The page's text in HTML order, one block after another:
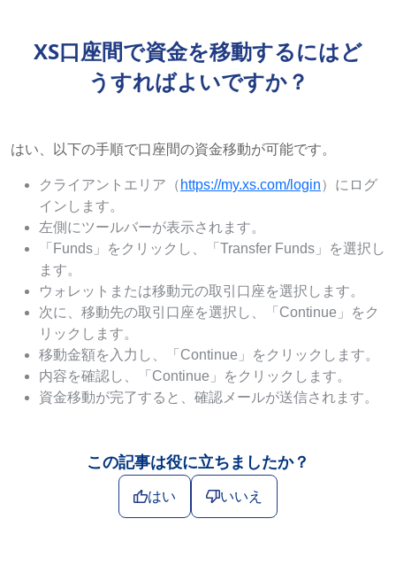
XS口座間で資金を移動するにはど
うすればよいですか？
はい、以下の手順で口座間の資金移動が可能です。
クライアントエリア（ https://my.xs.com/login）にログ
インします。
左側にツールバーが表示されます。
「Funds」をクリックし、「Transfer Funds」を選択し
ます。
ウォレットまたは移動元の取引口座を選択します。
次に、移動先の取引口座を選択し、「Continue」をク
リックします。
移動金額を入力し、「Continue」をクリックします。
内容を確認し、「Continue」をクリックします。
資金移動が完了すると、確認メールが送信されます。
この記事は役に立ちましたか？
はい いいえ